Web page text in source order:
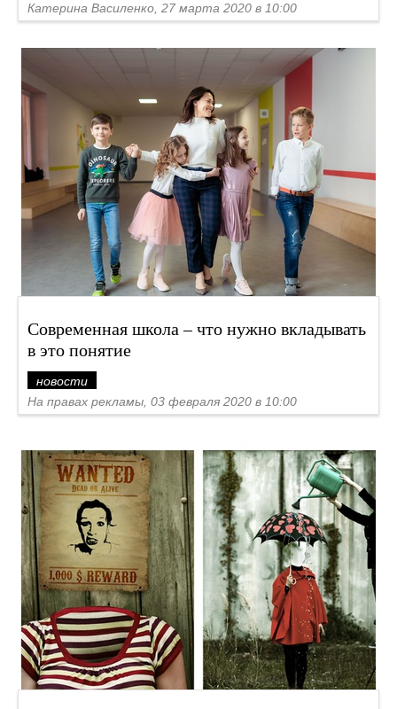
Катерина Василенко, 27 марта 2020 в 10:00
Современная школа – что нужно вкладывать
в это понятие
новости
На правах рекламы, 03 февраля 2020 в 10:00